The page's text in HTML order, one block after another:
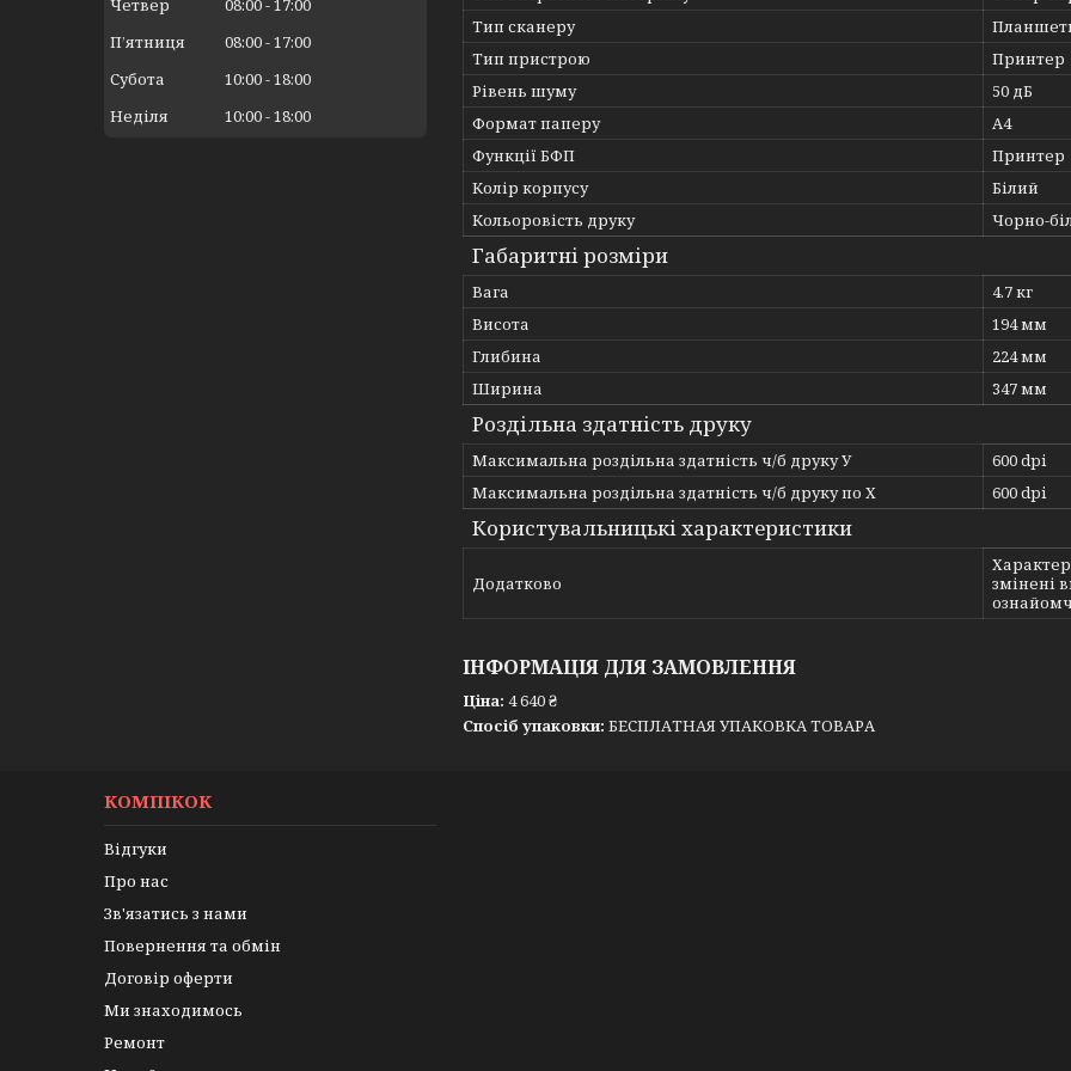
Тип сканеру
Тип пристрою
Принтер
Рівень шуму
50 дБ
Формат паперу
А4
Функції БФП
Принтер
Колір корпусу
Білий
Кольоровість друку
Чорно-
Габаритні розміри
Вага
4.7 кг
Висота
194 мм
Глибина
224 мм
Ширина
347 мм
Роздільна здатність друку
Максимальна роздільна здатність ч/б друку У
600 dpi
Максимальна роздільна здатність ч/б друку по Х
600 dpi
Користувальницькі характеристики
Додатково
змінені
ІНФОРМАЦІЯ ДЛЯ ЗАМОВЛЕННЯ
Ціна: 4 640 ₴
Спосіб упаковки: БЕСПЛАТНАЯ УПАКОВКА ТОВАРА
Пʼятниця
08:00 17:00
Субота
10:00 18:00
Неділя
10:00 18:00
КОМПІКОК
Відгуки
Про нас
Зв'язатись з нами
Повернення та обмін
Договір оферти
Ми знаходимось
Ремонт